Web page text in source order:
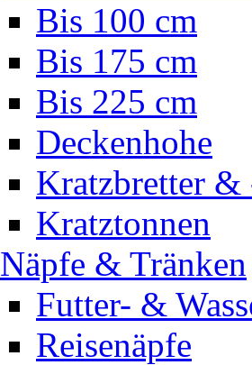
Bis 100 cm
Bis 175 cm
Bis 225 cm
Deckenhohe
Kratzbretter
Kratztonnen
Näpfe & Tränken
Futter- &
Reisenäpfe